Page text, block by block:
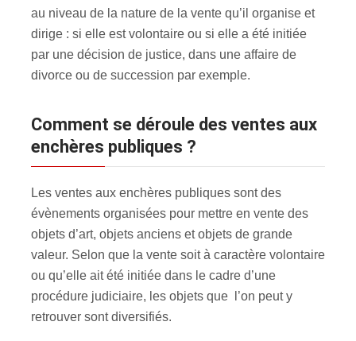
au niveau de la nature de la vente qu’il organise et
dirige : si elle est volontaire ou si elle a été initiée
par une décision de justice, dans une affaire de
divorce ou de succession par exemple.
Comment se déroule des ventes aux
enchères publiques ?
Les ventes aux enchères publiques sont des
évènements organisées pour mettre en vente des
objets d’art, objets anciens et objets de grande
valeur. Selon que la vente soit à caractère volontaire
ou qu’elle ait été initiée dans le cadre d’une
procédure judiciaire, les objets que l’on peut y
retrouver sont diversifiés.